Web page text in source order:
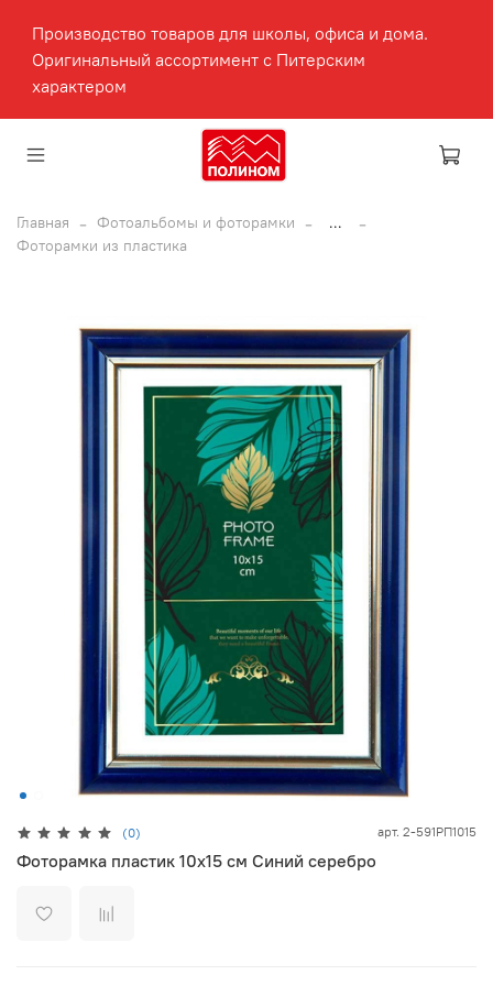
Производство товаров для школы, офиса и дома.
Оригинальный ассортимент с Питерским
характером
Главная Фотоальбомы и фоторамки
...
Фоторамки из пластика
(0) арт. 2-591РП1015
Фоторамка пластик 10х15 см Синий серебро